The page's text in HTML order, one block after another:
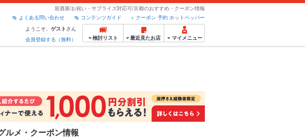
居酒屋/お祝い・サプライズ対応可/京都のおすすめ・クーポン情報
クーポン 予約 ホットペッパー
コンテンツガイド
よくある問い合わせ
ようこそ、 ゲスト さん
会員登録する（無料）
検討リスト 最近見たお店 マイメニュー
ルメ・クーポン情報